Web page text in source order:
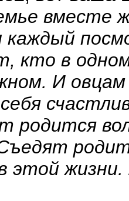
вместе
каждый
кто в
И
родится
этой жизни.